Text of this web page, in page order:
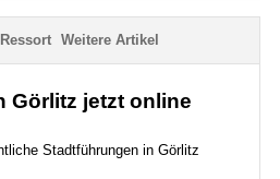
Weitere Artikel
Görlitz jetzt online
Stadtführungen in Görlitz